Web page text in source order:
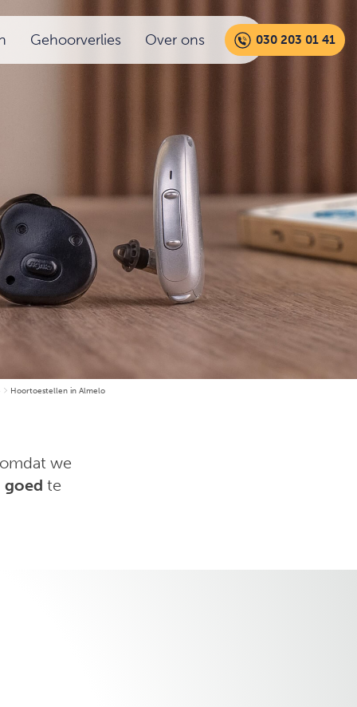
Gehoorverlies Over ons 030 203 01 41
Hoortoestellen in Almelo
we
goed te